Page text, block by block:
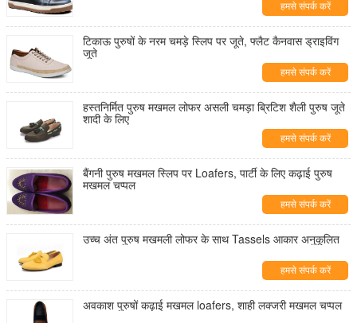
हमसे संपर्क करें
टिकाऊ पुरुषों के नरम चमड़े स्लिप पर जूते, फ्लैट कैनवास ड्राइविंग
जूते
हमसे संपर्क करें
हस्तनिर्मित पुरुष मखमल लोफर असली चमड़ा ब्रिटिश शैली पुरुष जूते
शादी के लिए
हमसे संपर्क करें
बैंगनी पुरुष मखमल स्लिप पर Loafers, पार्टी के लिए कढ़ाई पुरुष
मखमल चप्पल
हमसे संपर्क करें
उच्च अंत पुरुष मखमली लोफर के साथ Tassels आकार अनुकूलित
हमसे संपर्क करें
अवकाश पुरुषों कढ़ाई मखमल loafers, शाही लक्जरी मखमल चप्पल